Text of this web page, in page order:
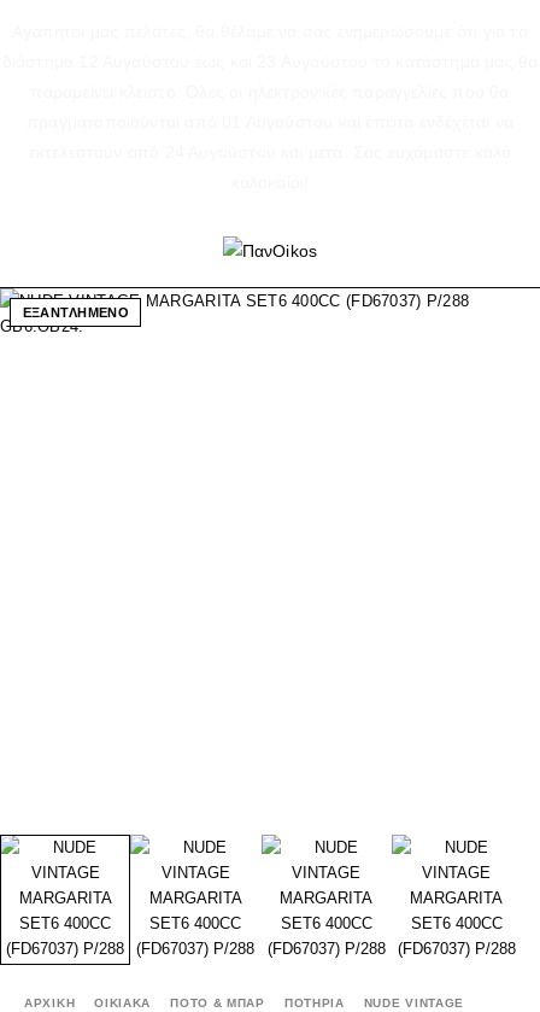
ΕΞΑΝΤΛΗΜΕΝΟ
ΑΡΧΙΚΉ ΟΙΚΙΑΚΑ ΠΟΤΟ & ΜΠΑΡ ΠΟΤΗΡΙΑ
NUDE VINTAGE